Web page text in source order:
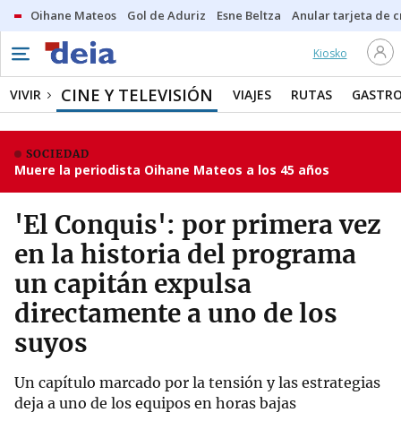
Oihane Mateos Gol de Aduriz Esne Beltza Anular tarjeta de
Kiosko
VIVIR CINE Y TELEVISIÓN VIAJES RUTAS
SOCIEDAD
Muere la periodista Oihane Mateos a los 45 años
'El Conquis': por primera vez
en la historia del programa
un capitán expulsa
directamente a uno de los
suyos
Un capítulo marcado por la tensión y las estrategias
deja a uno de los equipos en horas bajas